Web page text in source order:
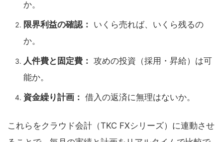
か。
限界利益の確認： いくら売れば、いくら残るの
か。
人件費と固定費： 攻めの投資（採用・昇給）は可
能か。
資金繰り計画： 借入の返済に無理はないか。
これらをクラウド会計（TKC FXシリーズ）に連動させ